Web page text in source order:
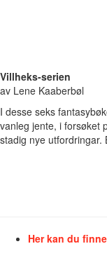
Villheks-serien
av Lene Kaaberbøl
I desse seks
vanleg jente, i forsøket
stadig nye utfordringar.
Her kan du